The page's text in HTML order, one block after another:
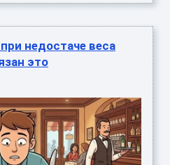
недостаче веса
это